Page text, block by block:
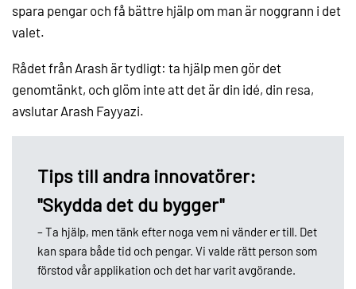
spara pengar och få bättre hjälp om man är noggrann i det
valet.
Rådet från Arash är tydligt: ta hjälp men gör det
genomtänkt, och glöm inte att det är din idé, din resa,
avslutar Arash Fayyazi.
Tips till andra innovatörer:
"Skydda det du bygger"
– Ta hjälp, men tänk efter noga vem ni vänder er till. Det
kan spara både tid och pengar. Vi valde rätt person som
förstod vår applikation och det har varit avgörande.